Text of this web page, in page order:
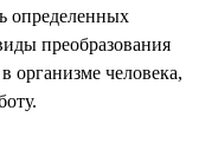
определенных
преобразования
организме человека,